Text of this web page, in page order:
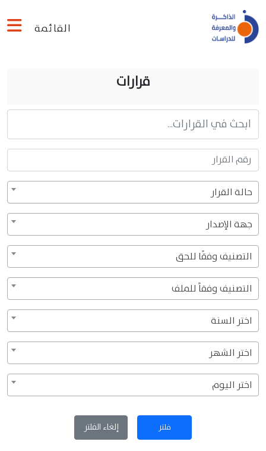
القائمة
قرارات
حالة القرار
جهة الإصدار
التصنيف وفقًا للحق
التصنيف وفقاً للملف
اختر السنة
اختر الشهر
اختر اليوم
فلتر إلغاء الفلتر